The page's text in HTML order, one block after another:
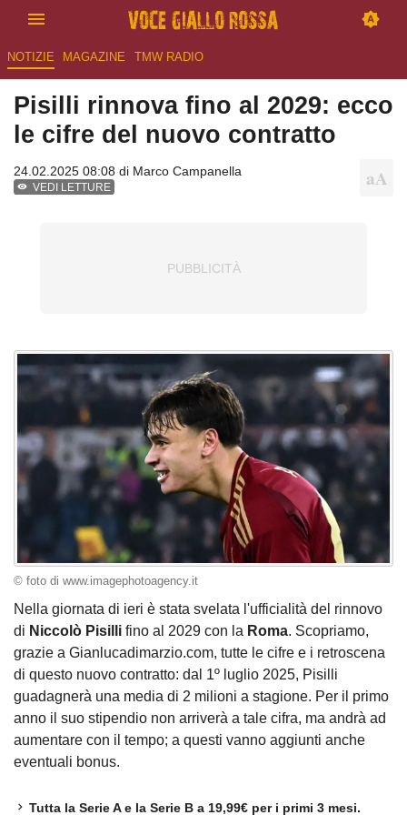
NOTIZIE MAGAZINE TMW RADIO
Pisilli rinnova fino al 2029: ecco
le cifre del nuovo contratto
24.02.2025 08:08 di Marco Campanella
VEDI LETTURE
© foto di www.imagephotoagency.it
Nella giornata di ieri è stata svelata l'ufficialità del rinnovo
di Niccolò Pisilli fino al 2029 con la Roma. Scopriamo,
grazie a Gianlucadimarzio.com, tutte le cifre e i retroscena
di questo nuovo contratto: dal 1º luglio 2025, Pisilli
guadagnerà una media di 2 milioni a stagione. Per il primo
anno il suo stipendio non arriverà a tale cifra, ma andrà ad
aumentare con il tempo; a questi vanno aggiunti anche
eventuali bonus.
Tutta la Serie A e la Serie B a 19,99€ per i primi 3 mesi.